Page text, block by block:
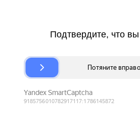
Подтвердите, что